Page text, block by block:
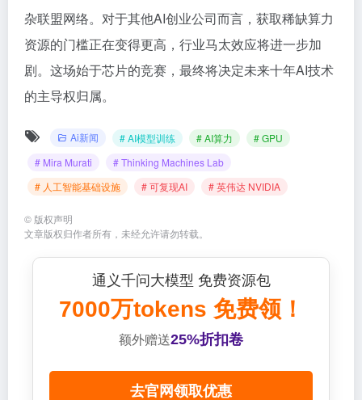
杂联盟网络。对于其他AI创业公司而言，获取稀缺算力
资源的门槛正在变得更高，行业马太效应将进一步加
剧。这场始于芯片的竞赛，最终将决定未来十年AI技术
的主导权归属。
Ai新闻 # AI模型训练 # AI算力
# GPU
# Mira Murati
# Thinking Machines Lab
# 人工智能基础设施
# 可复现AI # 英伟达 NVIDIA
© 版权声明
文章版权归作者所有，未经允许请勿转载。
通义千问大模型 免费资源包
7000万tokens 免费领！
额外赠送25%折扣卷
去官网领取优惠